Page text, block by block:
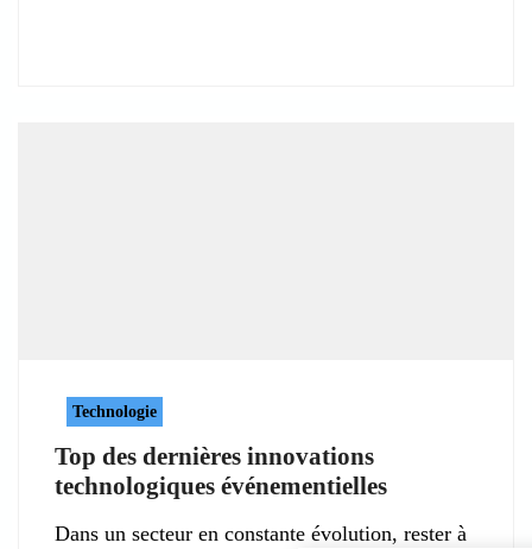
Technologie
Top des dernières innovations
technologiques événementielles
Dans un secteur en constante évolution, rester à